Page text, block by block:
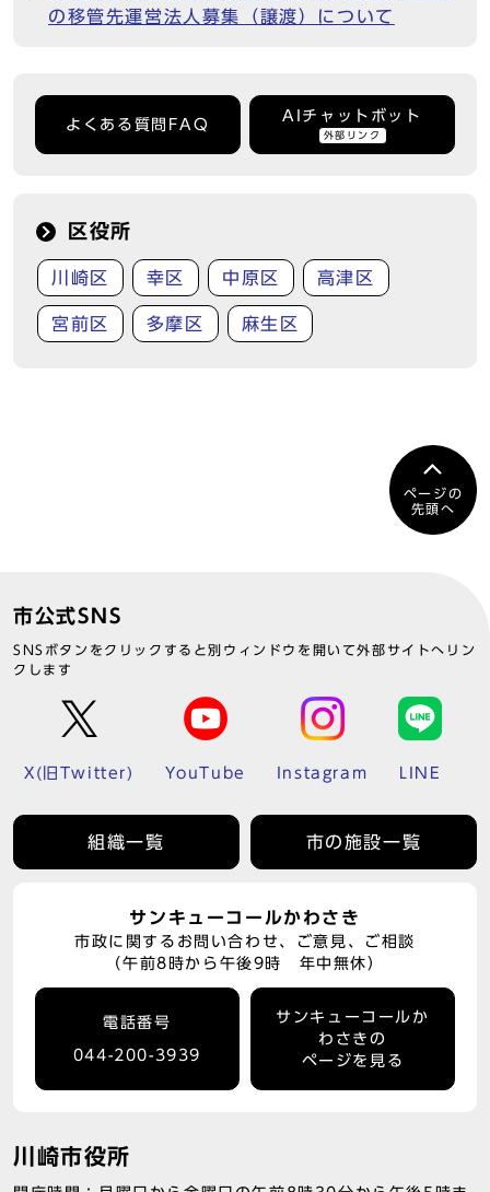
の移管先運営法人募集（譲渡）について
よくある質問FAQ
AIチャットボット
外部リンク
区役所
川崎区 幸区 中原区 高津区
宮前区 多摩区 麻生区
ページの
先頭へ
市公式SNS
SNSボタンをクリックすると別ウィンドウを開いて外部サイトへリン
クします
X(旧Twitter) YouTube Instagram LINE
組織一覧 市の施設一覧
サンキューコールかわさき
市政に関するお問い合わせ、ご意見、ご相談
（午前8時から午後9時 年中無休）
電話番号
044-200-3939
サンキューコールか
わさきの
ページを見る
川崎市役所